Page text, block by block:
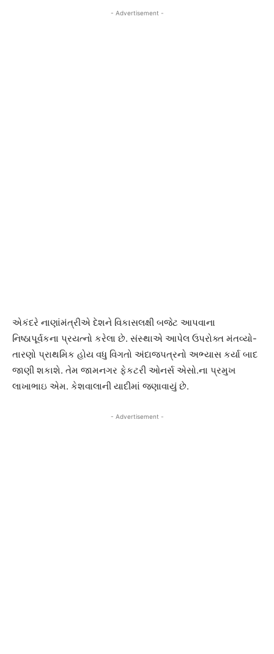
- Advertisement -
એકંદરે નાણાંમંત્રીએ દેશને વિકાસલક્ષી બજેટ આપવાના
નિષ્ઠાપૂર્વકના પ્રયત્નો કરેલા છે. સંસ્થાએ આપેલ ઉપરોક્ત મંતવ્યો-
તારણો પ્રાથમિક હોય વધુ વિગતો અંદાજપત્રનો અભ્યાસ કર્યા બાદ
જાણી શકાશે. તેમ જામનગર ફેકટરી ઓનર્સ એસો.ના પ્રમુખ
લાખાભાઇ એમ. કેશવાલાની યાદીમાં જણાવાયું છે.
- Advertisement -